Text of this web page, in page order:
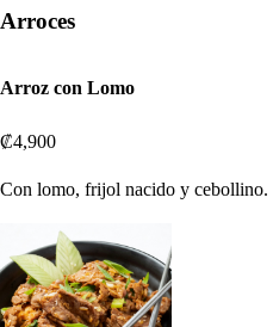
Arroces
Arroz con Lomo
₡4,900
Con lomo, frijol nacido y cebollino.